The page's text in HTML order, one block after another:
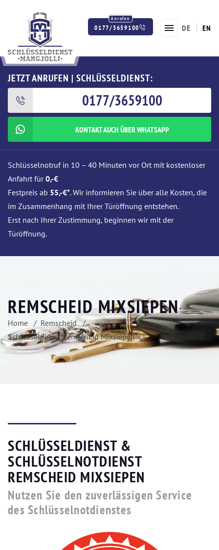
0177/3659100 DE EN
JETZT ANRUFEN | SCHLÜSSELDIENST:
0177/3659100
KONTAKT AUCH ÜBER WHATSAPP
Schlüsselnotruf in 10 – 40 Minuten vor Ort mit kostenloser
Anfahrt für0,-€
Festpreis ab 55,-€*. Wir informieren Sie über alle Kosten, die
im Zusammenhang mit Ihrer Türöffnung entstehen.
Erst nach Ihrer Zustimmung, beginnen wir mit der
Türöffnung.
REMSCHEID MIXSIEPEN
Home
Remscheid
Schlüsseldienst Remscheid Mixsiepen
SCHLÜSSELDIENST &
SCHLÜSSELNOTDIENST
REMSCHEID MIXSIEPEN
Nutzen Sie den zuverlässigen Service
des Schlüsselnotdienstes